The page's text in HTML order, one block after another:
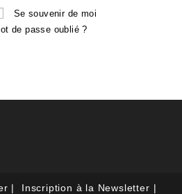
Se souvenir de moi
de passe oublié ?
Inscription à la Newsletter